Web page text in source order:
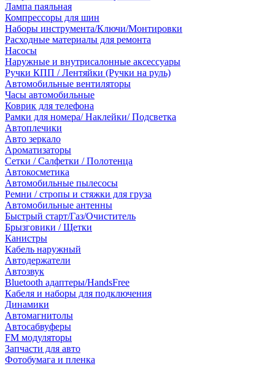
Лампа паяльная
Компрессоры для шин
Наборы инструмента/Ключи/Монтировки
Расходные материалы для ремонта
Насосы
Наружные и внутрисалонные аксессуары
Ручки КПП / Лентяйки (Ручки на руль)
Автомобильные вентиляторы
Часы автомобильные
Коврик для телефона
Рамки для номера/ Наклейки/ Подсветка
Автоплечики
Авто зеркало
Ароматизаторы
Сетки / Салфетки / Полотенца
Автокосметика
Автомобильные пылесосы
Ремни / стропы и стяжки для груза
Автомобильные антенны
Быстрый старт/Газ/Очиститель
Брызговики / Щетки
Канистры
Кабель наружный
Автодержатели
Автозвук
Bluetooth адаптеры/HandsFree
Кабеля и наборы для подключения
Динамики
Автомагнитолы
Автосабвуферы
FM модуляторы
Запчасти для авто
Фотобумага и пленка